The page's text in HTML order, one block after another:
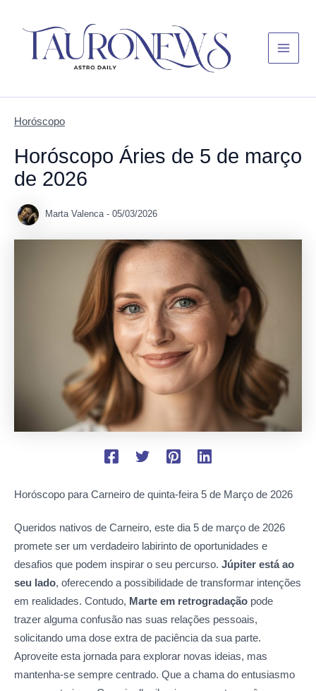
Menu
Horóscopo
Horóscopo Áries de 5 de março
de 2026
Marta Valenca - 05/03/2026
Horóscopo para Carneiro de quinta-feira 5 de Março de 2026
Queridos nativos de Carneiro, este dia 5 de março de 2026
promete ser um verdadeiro labirinto de oportunidades e
desafios que podem inspirar o seu percurso. Júpiter está ao
seu lado, oferecendo a possibilidade de transformar intenções
em realidades. Contudo, Marte em retrogradação pode
trazer alguma confusão nas suas relações pessoais,
solicitando uma dose extra de paciência da sua parte.
Aproveite esta jornada para explorar novas ideias, mas
mantenha-se sempre centrado. Que a chama do entusiasmo